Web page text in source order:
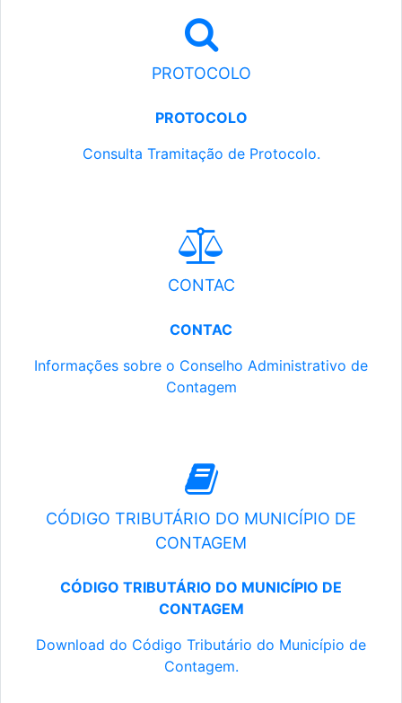
PROTOCOLO
PROTOCOLO
Consulta Tramitação de Protocolo.
CONTAC
CONTAC
Informações sobre o Conselho Administrativo de
Contagem
CÓDIGO TRIBUTÁRIO DO MUNICÍPIO DE
CONTAGEM
CÓDIGO TRIBUTÁRIO DO MUNICÍPIO DE
CONTAGEM
Download do Código Tributário do Município de
Contagem.